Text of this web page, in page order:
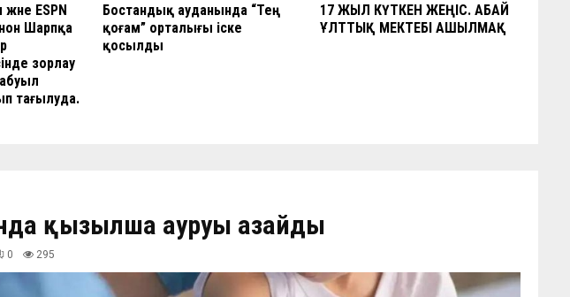
ESPN
Шарпқа
зорлау
тағылуда.
Бостандық ауданында “Тең
қоғам” орталығы іске
қосылды
17 ЖЫЛ КҮТКЕН ЖЕҢІС. АБАЙ
ҰЛТТЫҚ МЕКТЕБІ АШЫЛМАҚ
қызылша ауруы азайды
0 295